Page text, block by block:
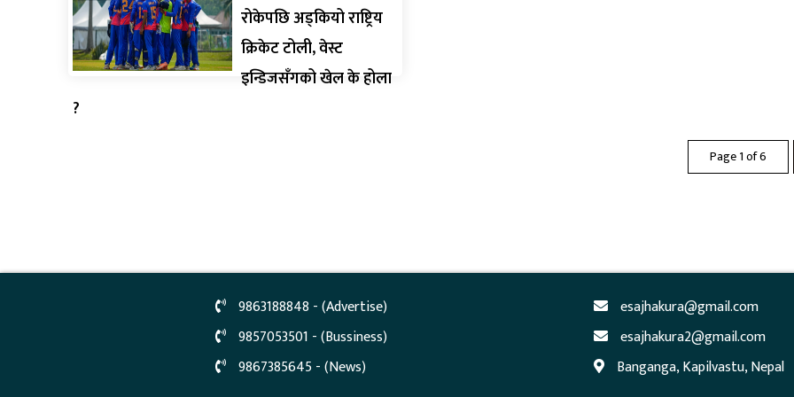
रोकेपछि अड्कियो राष्ट्रिय
क्रिकेट टोली, वेस्ट
इन्डिजसँगको खेल के होला
?
Page 1 of 6
9863188848 - (Advertise)
esajhakura@gmail.com
9857053501 - (Bussiness)
esajhakura2@gmail.com
9867385645 - (News)
Banganga, Kapilvastu, Nepal